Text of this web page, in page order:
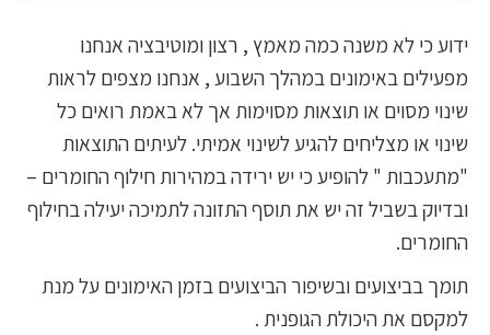
ידוע כי לא משנה כמה מאמץ , רצון ומוטיבציה אנחנו
מפעילים באימונים במהלך השבוע , אנחנו מצפים לראות
שינוי מסוים או תוצאות מסוימות אך לא באמת רואים כל
שינוי או מצליחים להגיע לשינוי אמיתי. לעיתים התוצאות
"מתעכבות " להופיע כי יש ירידה במהירות חילוף החומרים –
ובדיוק בשביל זה יש את תוסף התזונה לתמיכה יעילה בחילוף
החומרים.
תומך בביצועים ובשיפור הביצועים בזמן האימונים על מנת
למקסם את היכולת הגופנית .